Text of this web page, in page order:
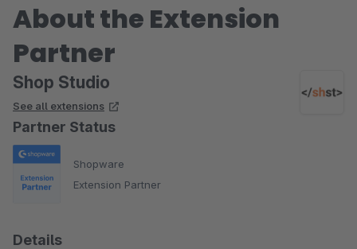
About the Extension
Partner
Shop Studio
See all extensions
Partner Status
Shopware
Extension Partner
Details